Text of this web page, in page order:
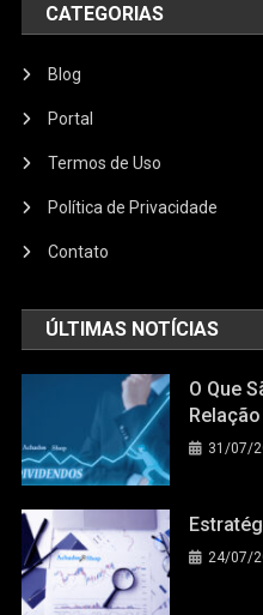
CATEGORIAS
Blog
Portal
Termos de Uso
Política de Privacidade
Contato
ÚLTIMAS NOTÍCIAS
O Que
31/07/
24/07/